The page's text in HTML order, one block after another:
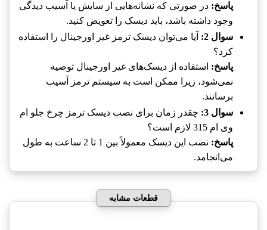
پاسخ: در صورتی که نشانه‌هایی از سایش یا آسیب دیدگی
وجود داشته باشد، باید ديسک را تعویض کنید.
سوال 2:
آیا می‌توان ديسک ترمز غیر اورجینال را استفاده
کرد؟
پاسخ: استفاده از ديسک‌های غیر اورجینال توصیه
نمی‌شود، زیرا ممکن است به سیستم ترمز آسیب
برسانند.
سوال 3:
چقدر زمان برای نصب ديسک ترمز چرخ جلو ام
وی ام 315 لازم است؟
پاسخ:
نصب این ديسک معمولاً بین 1 تا 2 ساعت به طول
می‌انجامد.
قطعات مشابه